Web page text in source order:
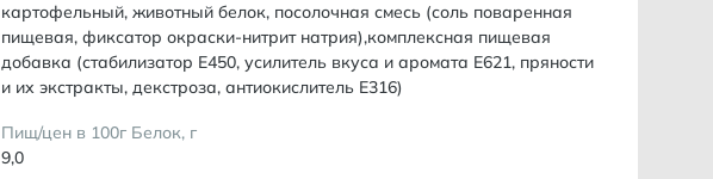
картофельный, животный белок, посолочная смесь (соль поваренная
пищевая, фиксатор окраски-нитрит натрия),комплексная пищевая
добавка (стабилизатор Е450, усилитель вкуса и аромата Е621, пряности
и их экстракты, декстроза, антиокислитель Е316)
Пищ/цен в 100г Белок, г
9,0